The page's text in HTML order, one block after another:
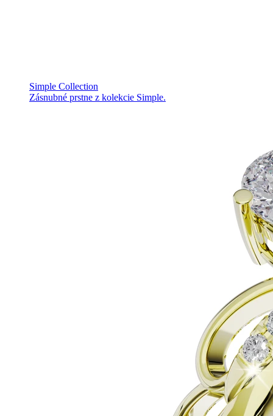
Simple Collection
Zásnubné prstne z kolekcie Simple.